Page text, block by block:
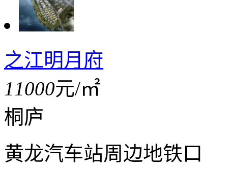
之江明月府
11000元/㎡
桐庐
黄龙汽车站周边地铁口